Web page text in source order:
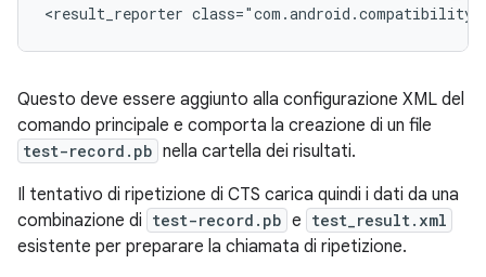
<result_reporter
Questo deve essere aggiunto alla configurazione XML del
comando principale e comporta la creazione di un file
test-record.pb nella cartella dei risultati.
Il tentativo di ripetizione di CTS carica quindi i dati da una
combinazione di test-record.pb e test_result.xml
esistente per preparare la chiamata di ripetizione.